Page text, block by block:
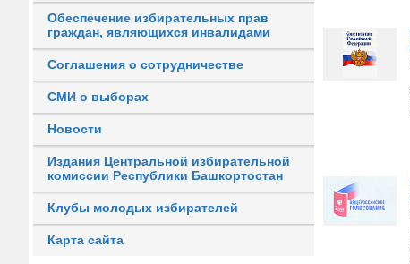
Обеспечение избирательных прав
граждан, являющихся инвалидами
Соглашения о сотрудничестве
СМИ о выборах
Новости
Издания Центральной избирательной
комиссии Республики Башкортостан
Клубы молодых избирателей
Карта сайта